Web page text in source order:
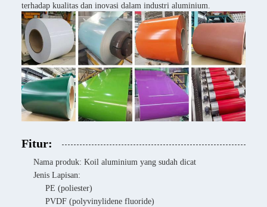
terhadap kualitas dan inovasi dalam industri aluminium.
Fitur:
Nama produk: Koil aluminium yang sudah dicat
Jenis Lapisan:
PE (poliester)
PVDF (polyvinylidene fluoride)